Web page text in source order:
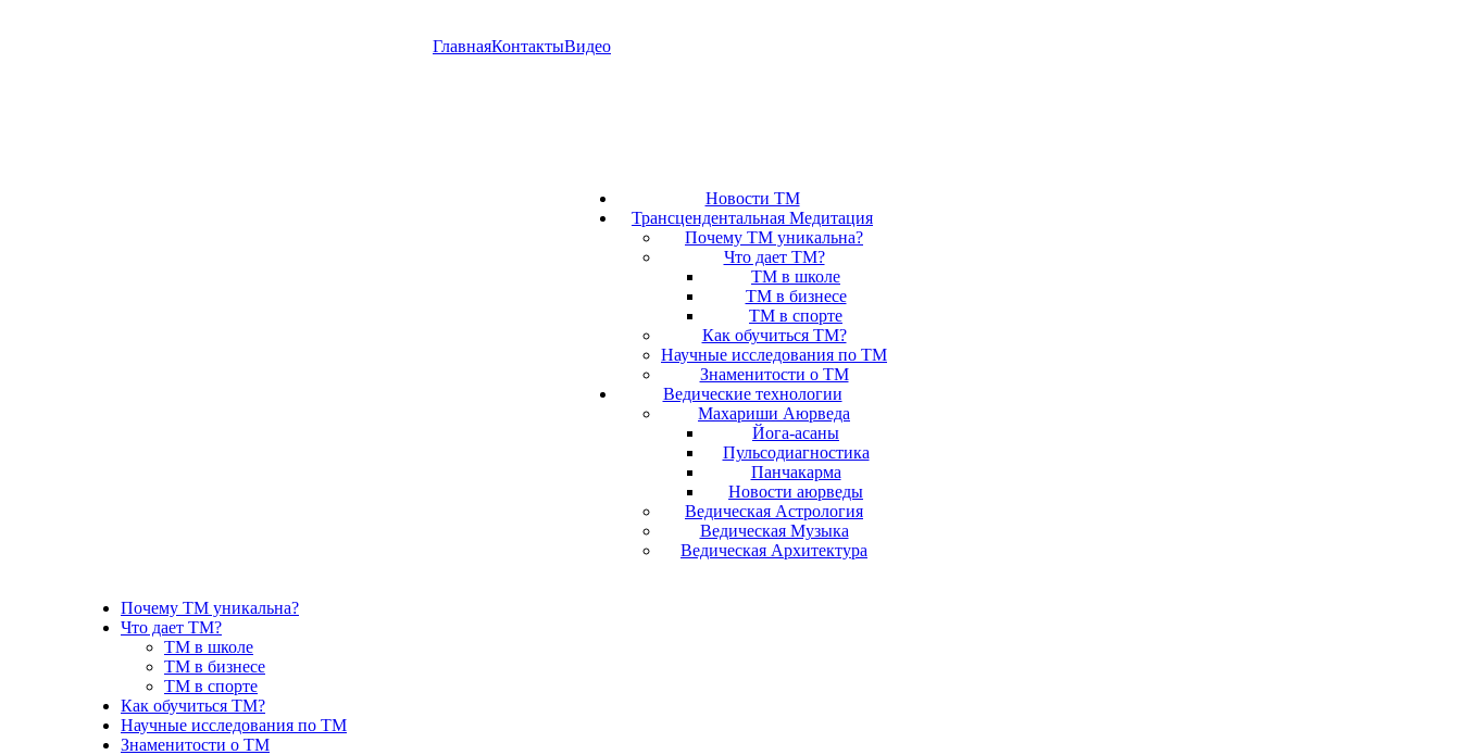
ГлавнаяКонтактыВидео
Новости ТМ
Трансцендентальная Медитация
Почему ТМ уникальна?
Что дает ТМ?
ТМ в школе
ТМ в бизнесе
ТМ в спорте
Как обучиться ТМ?
Научные исследования по ТМ
Знаменитости о ТМ
Ведические технологии
Махариши Аюрведа
Йога-асаны
Пульсодиагностика
Панчакарма
Новости аюрведы
Ведическая Астрология
Ведическая Музыка
Ведическая Архитектура
Почему ТМ уникальна?
Что дает ТМ?
ТМ в школе
ТМ в бизнесе
ТМ в спорте
Как обучиться ТМ?
Научные исследования по ТМ
Знаменитости о ТМ